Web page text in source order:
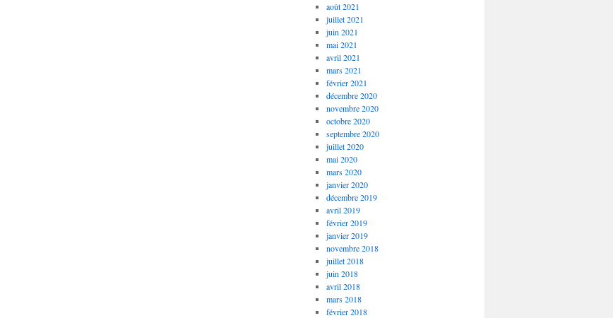
août 2021
juillet 2021
juin 2021
mai 2021
avril 2021
mars 2021
février 2021
décembre 2020
novembre 2020
octobre 2020
septembre 2020
juillet 2020
mai 2020
mars 2020
janvier 2020
décembre 2019
avril 2019
février 2019
janvier 2019
novembre 2018
juillet 2018
juin 2018
avril 2018
mars 2018
février 2018